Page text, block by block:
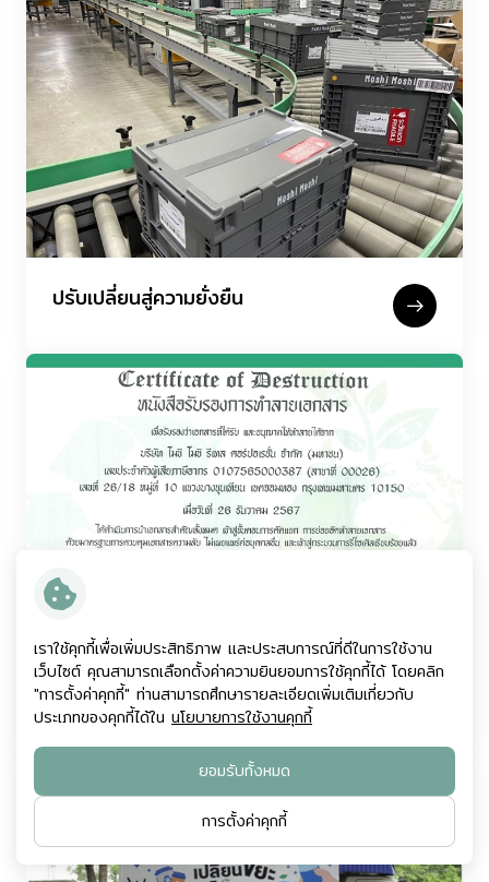
ปรับเปลี่ยนสู่ความยั่งยืน
การจัดการขยะและการรีไซเคิลอย่างเป็น
ระบบ
เราใช้คุกกี้เพื่อเพิ่มประสิทธิภาพ และประสบการณ์ที่ดีในการใช้งาน
เว็บไซต์ คุณสามารถเลือกตั้งค่าความยินยอมการใช้คุกกี้ได้ โดยคลิก
"การตั้งค่าคุกกี้" ท่านสามารถศึกษารายละเอียดเพิ่มเติมเกี่ยวกับ
ประเภทของคุกกี้ได้ใน นโยบายการใช้งานคุกกี้
ยอมรับทั้งหมด
การตั้งค่าคุกกี้